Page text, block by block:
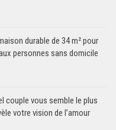
durable de 34 m² pour
personnes sans domicile
couple vous semble le plus
votre vision de l’amour